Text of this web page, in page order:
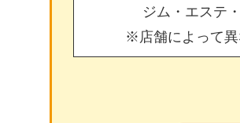
ジム・エステ
※店舗によって